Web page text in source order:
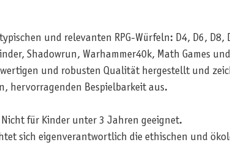
und relevanten RPG-Würfeln: D4, D6,
Shadowrun, Warhammer40k, Math Games
und robusten Qualität hergestellt und
hervorragenden Bespielbarkeit aus.
für Kinder unter 3 Jahren geeignet.
sich eigenverantwortlich die ethischen und